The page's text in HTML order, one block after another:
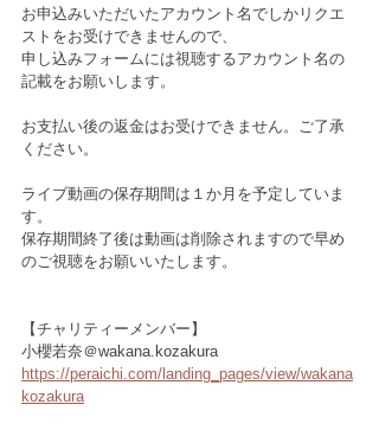
お申込みいただいたアカウント名でしかリクエ
ストをお受けできませんので、
申し込みフォームには視聴するアカウント名の
記載をお願いします。
お支払い後の返金はお受けできません。ご了承
ください。
ライブ動画の保存期間は１か月を予定していま
す。
保存期間終了後は動画は削除されますので早め
のご視聴をお願いいたします。
【チャリティーメンバー】
小櫻若奈＠wakana.kozakura
https://peraichi.com/landing_pages/view/wakana
kozakura